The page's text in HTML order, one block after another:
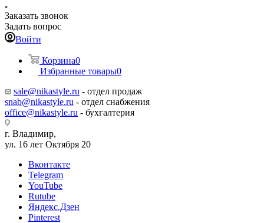
Заказать звонок
Задать вопрос
Войти
Корзина0
Избранные товары0
sale@nikastyle.ru - отдел продаж
snab@nikastyle.ru - отдел снабжения
office@nikastyle.ru - бухгалтерия
г. Владимир,
ул. 16 лет Октября 20
Вконтакте
Telegram
YouTube
Rutube
Яндекс.Дзен
Pinterest